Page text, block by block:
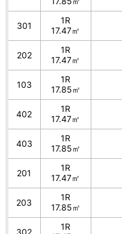
301
1R
17.47㎡
202
1R
17.47㎡
103
1R
17.85㎡
402
1R
17.47㎡
403
1R
17.85㎡
201
1R
17.47㎡
203
1R
17.85㎡
1R